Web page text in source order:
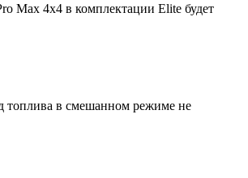
Max 4х4 в комплектации Elite будет
топлива в смешанном режиме не